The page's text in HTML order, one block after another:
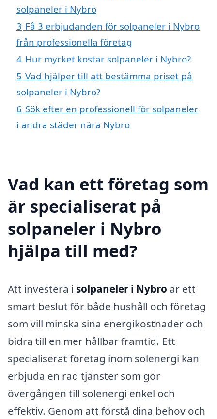
solpaneler i Nybro
3 Få 3 erbjudanden för solpaneler i Nybro
från professionella företag
4 Hur mycket kostar solpaneler i Nybro?
5 Vad hjälper till att bestämma priset på
solpaneler i Nybro?
6 Sök efter en professionell för solpaneler
i andra städer nära Nybro
Vad kan ett företag som
är specialiserat på
solpaneler i Nybro
hjälpa till med?
Att investera i solpaneler i Nybro är ett
smart beslut för både hushåll och företag
som vill minska sina energikostnader och
bidra till en mer hållbar framtid. Ett
specialiserat företag inom solenergi kan
erbjuda en rad tjänster som gör
övergången till solenergi enkel och
effektiv. Genom att förstå dina behov och